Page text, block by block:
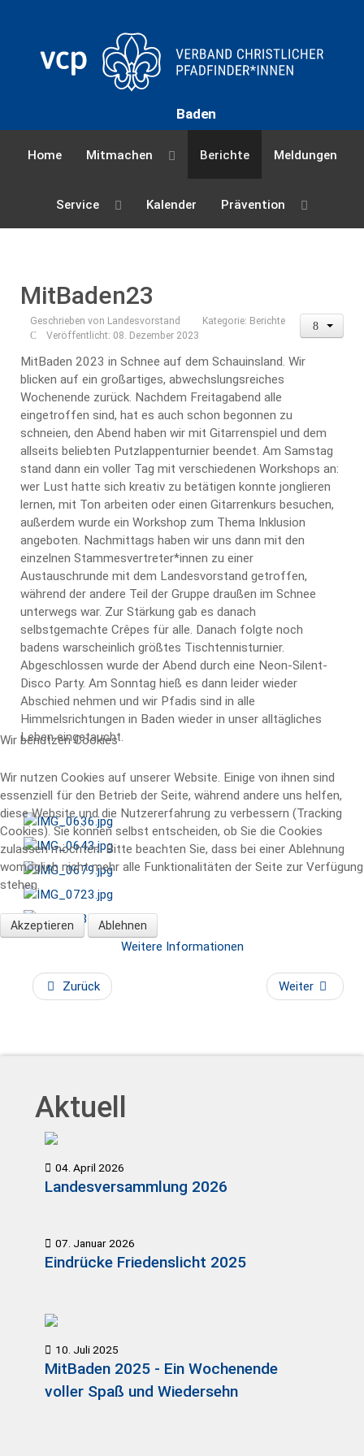
Baden
Home Mitmachen Berichte Meldungen
Service Kalender Prävention
MitBaden23
Geschrieben von Landesvorstand Kategorie: Berichte
Veröffentlicht: 08. Dezember 2023
MitBaden 2023 in Schnee auf dem Schauinsland. Wir
blicken auf ein großartiges, abwechslungsreiches
Wochenende zurück. Nachdem Freitagabend alle
eingetroffen sind, hat es auch schon begonnen zu
schneien, den Abend haben wir mit Gitarrenspiel und dem
allseits beliebten Putzlappenturnier beendet. Am Samstag
stand dann ein voller Tag mit verschiedenen Workshops an:
wer Lust hatte sich kreativ zu betätigen konnte jonglieren
lernen, mit Ton arbeiten oder einen Gitarrenkurs besuchen,
außerdem wurde ein Workshop zum Thema Inklusion
angeboten. Nachmittags haben wir uns dann mit den
einzelnen Stammesvertreter*innen zu einer
Austauschrunde mit dem Landesvorstand getroffen,
während der andere Teil der Gruppe draußen im Schnee
unterwegs war. Zur Stärkung gab es danach
selbstgemachte Crêpes für alle. Danach folgte noch
badens warscheinlich größtes Tischtennisturnier.
Abgeschlossen wurde der Abend durch eine Neon-Silent-
Disco Party. Am Sonntag hieß es dann leider wieder
Abschied nehmen und wir Pfadis sind in alle
Himmelsrichtungen in Baden wieder in unser alltägliches
Leben eingetaucht.
AdmirorGallery 5.2.0, author/s
Zurück Weiter
Aktuell
04. April 2026
Landesversammlung 2026
07. Januar 2026
Eindrücke Friedenslicht 2025
10. Juli 2025
MitBaden 2025 - Ein Wochenende
voller Spaß und Wiedersehn
Wir benutzen Cookies
Wir nutzen Cookies auf unserer Website. Einige von ihnen sind
essenziell für den Betrieb der Seite, während andere uns helfen,
diese Website und die Nutzererfahrung zu verbessern (Tracking
Cookies). Sie können selbst entscheiden, ob Sie die Cookies
zulassen möchten. Bitte beachten Sie, dass bei einer Ablehnung
womöglich nicht mehr alle Funktionalitäten der Seite zur Verfügung
stehen.
Akzeptieren Ablehnen
Weitere Informationen